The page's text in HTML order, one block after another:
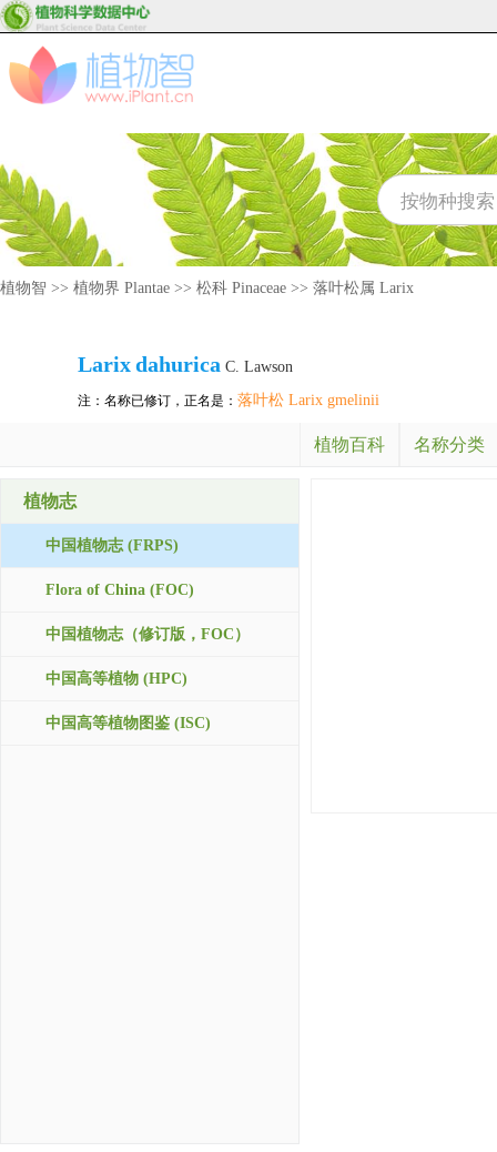
植物智 >> 植物界 Plantae >> 松科 Pinaceae >> 落叶松属 Larix
Larixdahurica C. Lawson
注：名称已修订，正名是： 落叶松 Larix gmelinii
植物百科 名称分类
植物志
中国植物志 (FRPS)
Flora of China (FOC)
中国植物志（修订版，FOC）
中国高等植物 (HPC)
中国高等植物图鉴 (ISC)